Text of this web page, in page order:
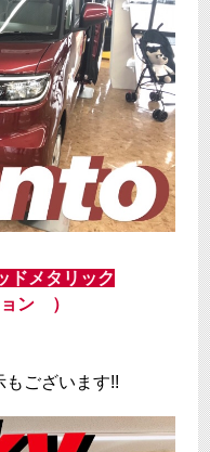
ドメタリック
ン ）
もございます!!